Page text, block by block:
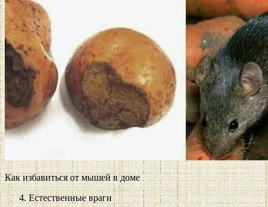
Как избавиться от мышей в доме
Естественные враги